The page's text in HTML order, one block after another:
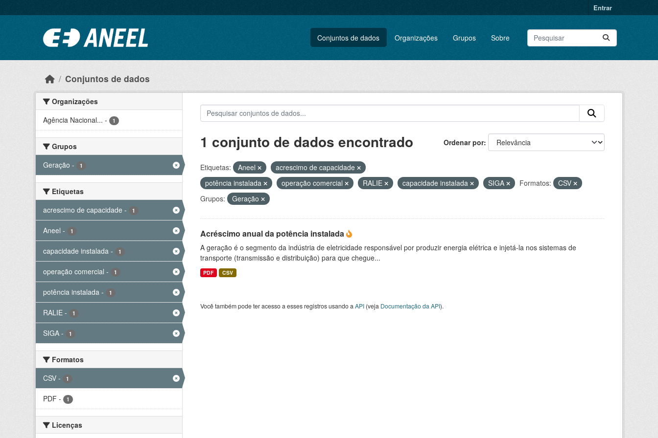
Entrar
Conjuntos de dados Organizações Grupos Sobre
Conjuntos de dados
Organizações
Agência Nacional... - 1
Grupos
Geração - 1
Etiquetas
acrescimo de capacidade - 1
Aneel - 1
capacidade instalada - 1
operação comercial - 1
potência instalada - 1
RALIE - 1
SIGA - 1
Formatos
CSV - 1
PDF - 1
Licenças
Ordenar por
1 conjunto de dados encontrado
Etiquetas: Aneel
acrescimo de capacidade
potência instalada
operação comercial RALIE capacidade instalada SIGA Formatos:
CSV
Grupos:
Geração
Acréscimo anual da potência instalada
A geração é o segmento da indústria de eletricidade responsável por produzir energia elétrica e injetá-la nos sistemas de
transporte (transmissão e distribuição) para que chegue...
PDF CSV
Você também pode ter acesso a esses registros usando a API(veja Documentação da API).